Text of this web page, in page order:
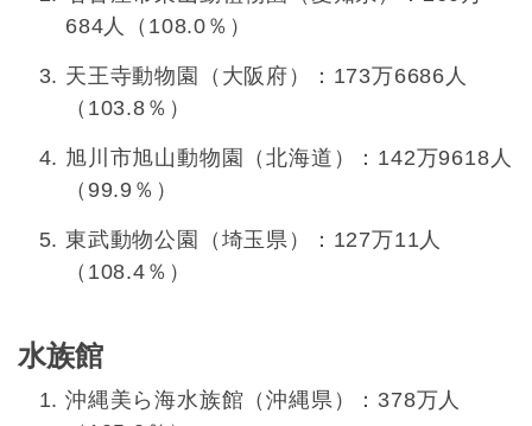
684人（108.0％）
天王寺動物園（大阪府）：173万6686人
（103.8％）
旭川市旭山動物園（北海道）：142万9618人
（99.9％）
東武動物公園（埼玉県）：127万11人
（108.4％）
水族館
沖縄美ら海水族館（沖縄県）：378万人